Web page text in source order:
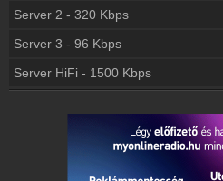
Server 2 - 320 Kbps
Server 3 - 96 Kbps
Server HiFi - 1500 Kbps